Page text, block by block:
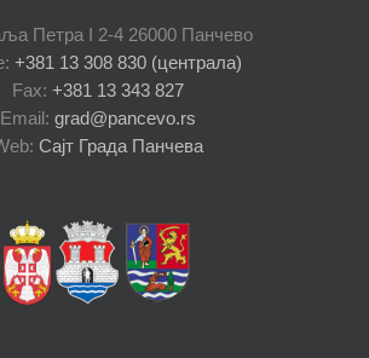
Петра I 2-4 26000 Панчево
+381 13 308 830 (централа)
Fax: +381 13 343 827
Email: grad@pancevo.rs
Сајт Града Панчева